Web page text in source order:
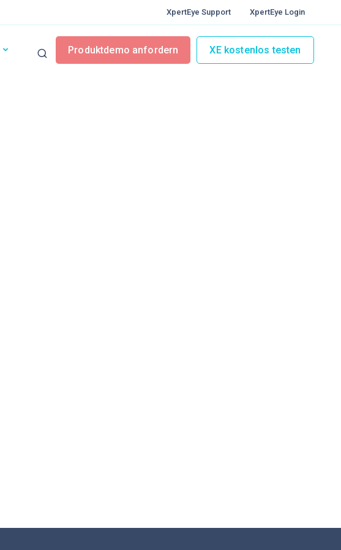
XpertEye Support XpertEye Login
Produktdemo anfordern XE kostenlos testen